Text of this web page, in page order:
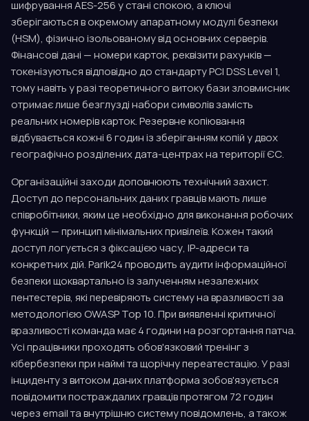
шифрування AES-256 у стані спокою, а ключі
зберігаються в окремому апаратному модулі безпеки
(HSM), фізично ізольованому від основних серверів.
Фінансові дані — номери карток, реквізити рахунків —
токенізуються відповідно до стандарту PCI DSS Level 1,
тому навіть у разі теоретичного витоку бази зловмисник
отримає лише безглузді набори символів замість
реальних номерів карток. Резервне копіювання
відбувається кожні 6 годин із зберіганням копій у двох
географічно розділених дата-центрах на території ЄС.
Організаційні заходи доповнюють технічний захист.
Доступ до персональних даних гравців мають лише
співробітники, яким це необхідно для виконання робочих
функцій — принцип мінімальних привілеїв. Кожен такий
доступ логується з фіксацією часу, IP-адреси та
конкретних дій. Parik24 проводить аудити інформаційної
безпеки щоквартально із залученням незалежних
пентестерів, які перевіряють систему на вразливості за
методологією OWASP Top 10. При виявленні критичної
вразливості команда має 4 години на розгортання патча.
Усі працівники проходять обов'язковий тренінг з
кібербезпеки при наймі та щорічну переатестацію. У разі
інциденту з витоком даних платформа зобов'язується
повідомити постраждалих гравців протягом 72 годин
через email та внутрішню систему повідомлень, а також